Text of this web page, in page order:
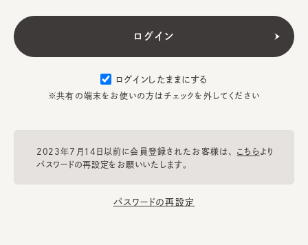
ログインしたままにする
※共有の端末をお使いの方はチェックを外してください
2023年7月14日以前に会員登録されたお客様は、 こちらより
パスワードの再設定をお願いいたします。
パスワードの再設定